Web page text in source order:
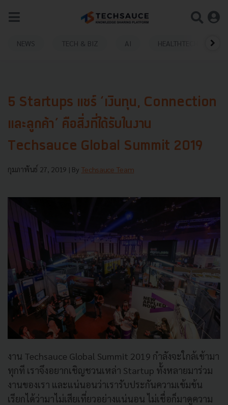
NEWS TECH & BIZ AI HEALTHTECH
5 Startups แชร์ ‘เงินทุน, Connection
และลูกค้า’ คือสิ่งที่ได้รับในงาน
Techsauce Global Summit 2019
กุมภาพันธ์ 27, 2019 | By Techsauce Team
งาน Techsauce Global Summit 2019 กำลังจะใกล้เข้ามา
ทุกที เราจึงอยากเชิญชวนเหล่า Startup ทั้งหลายมาร่วม
งานของเรา และแน่นอนว่าเรารับประกันความเข้มข้น
เรียกได้ว่ามาไม่เสียเที่ยวอย่างแน่นอน ไม่เชื่อก็มาดูความ